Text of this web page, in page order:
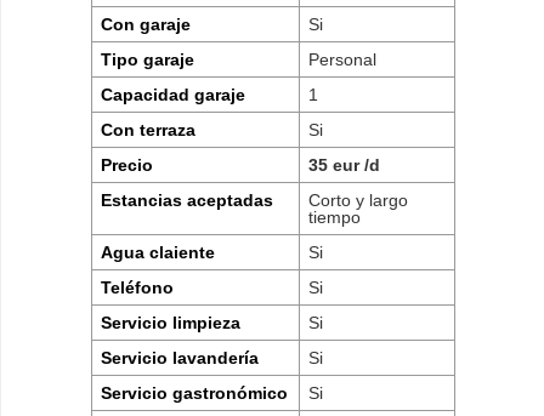
Con garaje
Si
Tipo garaje
Personal
Capacidad garaje
1
Con terraza
Si
Precio
35 eur /d
Estancias aceptadas
Corto y largo
tiempo
Agua claiente
Si
Teléfono
Si
Servicio limpieza
Si
Servicio lavandería
Si
Servicio gastronómico
Si